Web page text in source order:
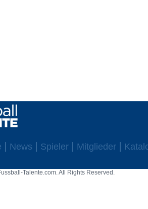
News Spieler Mitglieder
Talente.com. All Rights Reserved.